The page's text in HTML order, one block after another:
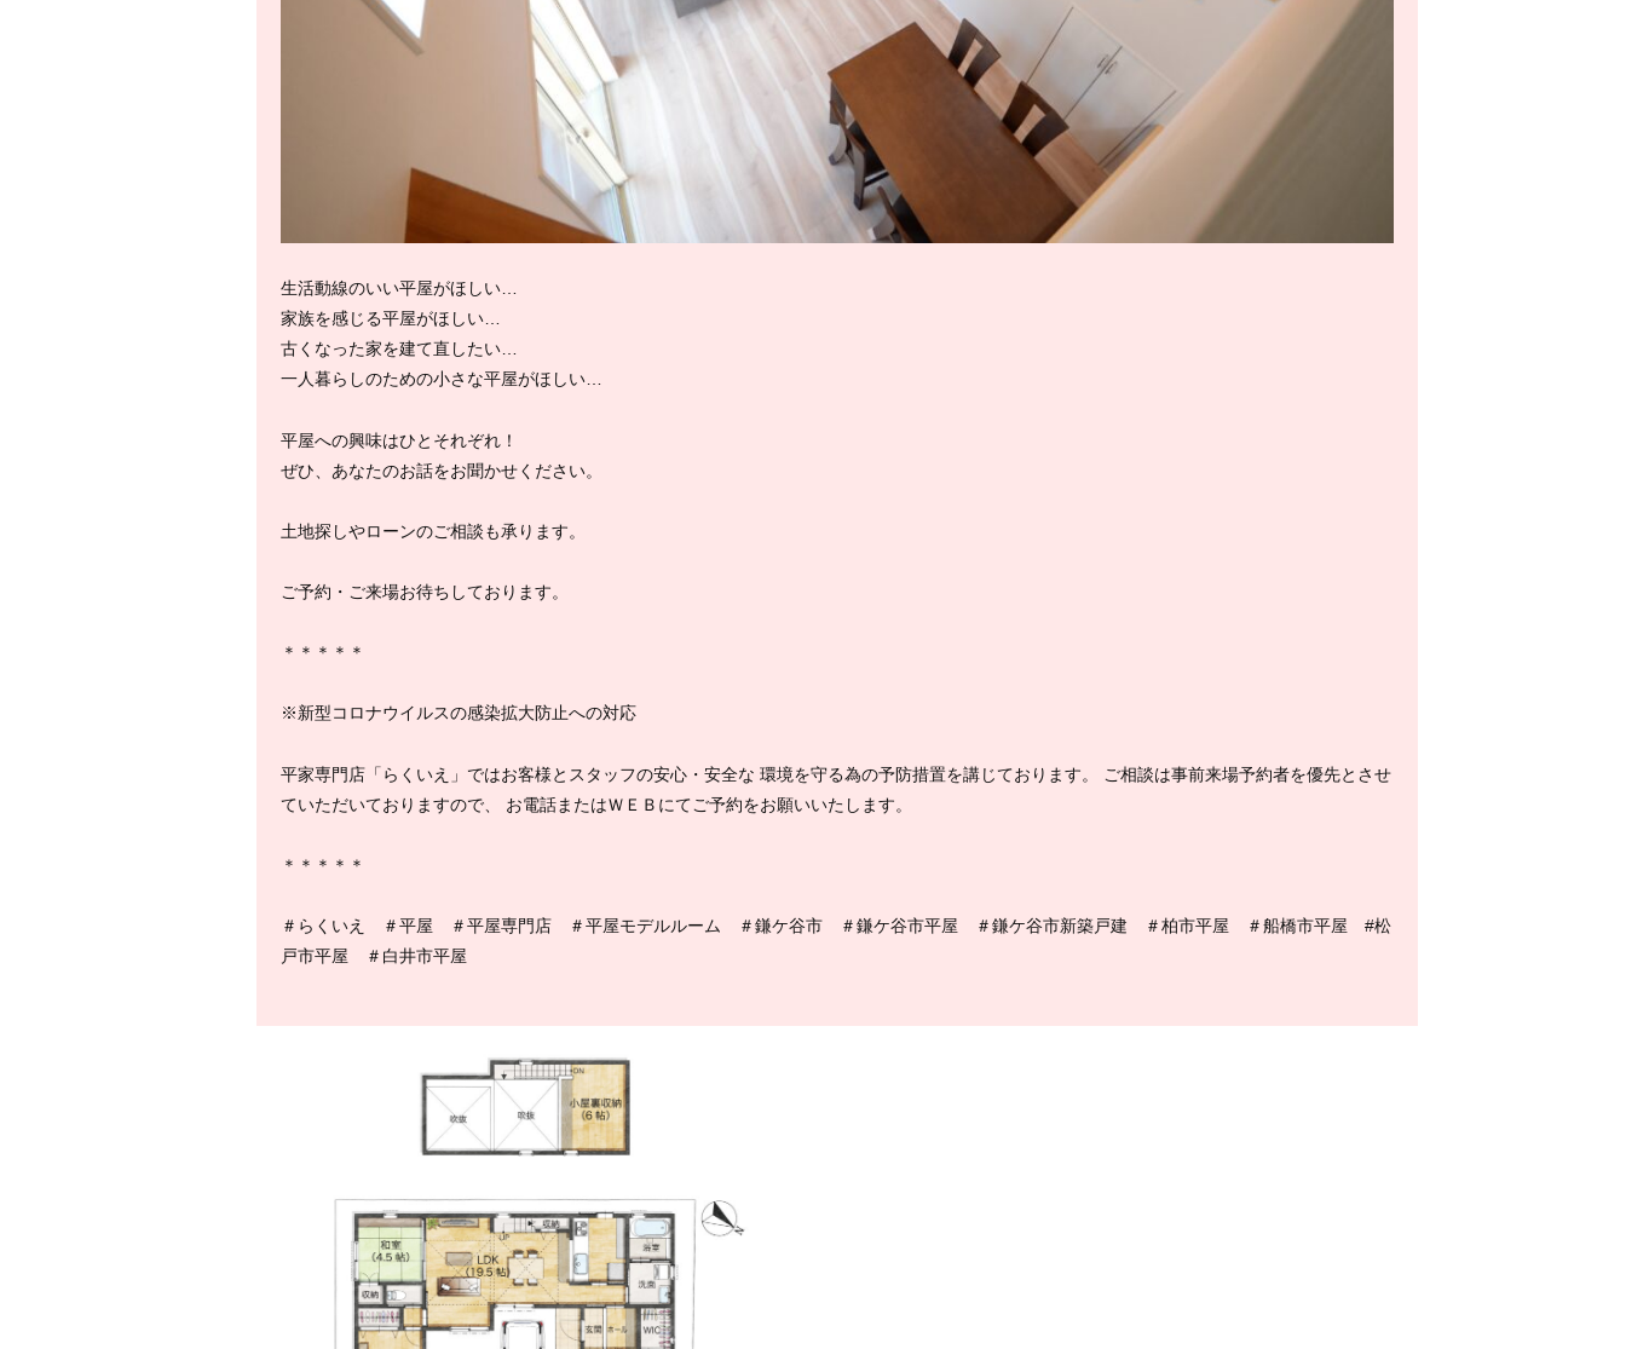
生活動線のいい平屋がほしい…
家族を感じる平屋がほしい…
古くなった家を建て直したい…
一人暮らしのための小さな平屋がほしい…
平屋への興味はひとそれぞれ！
ぜひ、あなたのお話をお聞かせください。
土地探しやローンのご相談も承ります。
ご予約・ご来場お待ちしております。
＊＊＊＊＊
※新型コロナウイルスの感染拡大防止への対応
平家専門店「らくいえ」ではお客様とスタッフの安心・安全な 環境を守る為の予防措置を講じております。 ご相談は事前来場予約者を優先とさせ
ていただいておりますので、 お電話またはＷＥＢにてご予約をお願いいたします。
＊＊＊＊＊
＃らくいえ ＃平屋 ＃平屋専門店 ＃平屋モデルルーム ＃鎌ケ谷市 ＃鎌ケ谷市平屋 ＃鎌ケ谷市新築戸建 ＃柏市平屋 ＃船橋市平屋 #松
戸市平屋 ＃白井市平屋